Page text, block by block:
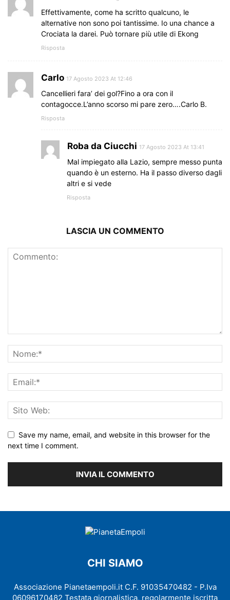
Effettivamente, come ha scritto qualcuno, le
alternative non sono poi tantissime. Io una chance a
Crociata la darei. Può tornare più utile di Ekong
Risposta
Carlo 17 Agosto 2023 At 12:46
Cancellieri fara’ dei gol?Fino a ora con il
contagocce.L’anno scorso mi pare zero….Carlo B.
Risposta
Roba da Ciucchi 17 Agosto 2023 At 13:41
Mal impiegato alla Lazio, sempre messo punta
quando è un esterno. Ha il passo diverso dagli
altri e si vede
Risposta
LASCIA UN COMMENTO
Save my name, email, and website in this browser for the
next time I comment.
CHI SIAMO
Associazione Pianetaempoli.it C.F. 91035470482 - P.Iva
06096170482 Testata giornalistica, regolarmente iscritta